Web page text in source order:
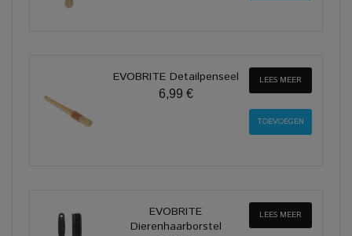
EVOBRITE Detailpenseel
6,99 €
LEES MEER
EVOBRITE
Dierenhaarborstel
LEES MEER